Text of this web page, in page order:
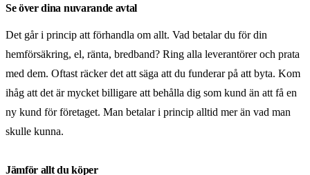
Se över dina nuvarande avtal
Det går i princip att förhandla om allt. Vad betalar du för din
hemförsäkring, el, ränta, bredband? Ring alla leverantörer och prata
med dem. Oftast räcker det att säga att du funderar på att byta. Kom
ihåg att det är mycket billigare att behålla dig som kund än att få en
ny kund för företaget. Man betalar i princip alltid mer än vad man
skulle kunna.
Jämför allt du köper